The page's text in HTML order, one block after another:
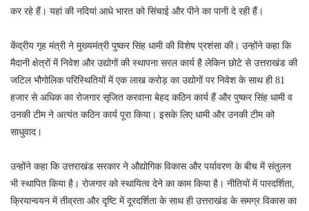
कर रहे हैं। यहां की नदियां आधे भारत को सिंचाई और पीने का पानी दे रही हैं।
केंद्रीय गृह मंत्री ने मुख्यमंत्री पुष्कर सिंह धामी की विशेष प्रशंसा की। उन्होंने कहा कि
मैदानी क्षेत्रों में निवेश और उद्योगों की स्थापना सरल कार्य है लेकिन छोटे से उत्तराखंड की
जटिल भौगोलिक परिस्थितियों में एक लाख करोड़ का उद्योगों पर निवेश के साथ ही 81
हजार से अधिक का रोजगार सृजित करवाना बेहद कठिन कार्य हैं और पुष्कर सिंह धामी व
उनकी टीम ने अत्यंत कठिन कार्य पूरा किया। इसके लिए धामी और उनकी टीम को
साधुवाद।
उन्होंने कहा कि उत्तराखंड सरकार ने औद्योगिक विकास और पर्यावरण के बीच में संतुलन
भी स्थापित किया है। रोजगार को स्थायित्व देने का काम किया है। नीतियों में पारदर्शिता,
क्रियान्वयन में तीव्रता और दृष्टि में दूरदर्शिता के साथ ही उत्तराखंड के समग्र विकास का